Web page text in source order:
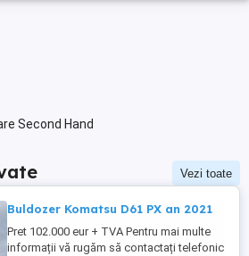
Second Hand
Vezi toate
Buldozer Komatsu D61 PX an 2021
Pret 102.000 eur + TVA Pentru mai multe
informații vă rugăm să contactați telefonic